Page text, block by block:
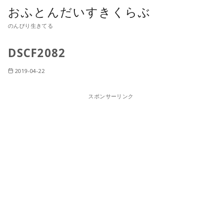
おふとんだいすきくらぶ
のんびり生きてる
DSCF2082
2019-04-22
スポンサーリンク